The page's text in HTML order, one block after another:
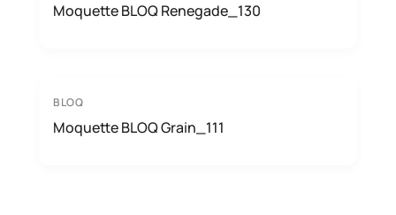
Moquette BLOQ Renegade_130
BLOQ
Moquette BLOQ Grain_111